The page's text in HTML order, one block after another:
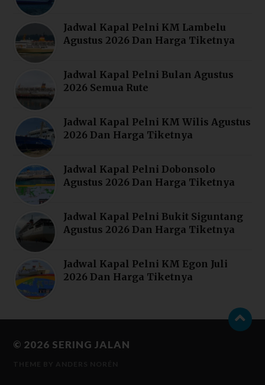
Jadwal Kapal Pelni KM Lambelu
Agustus 2026 Dan Harga Tiketnya
Jadwal Kapal Pelni Bulan Agustus
2026 Semua Rute
Jadwal Kapal Pelni KM Wilis Agustus
2026 Dan Harga Tiketnya
Jadwal Kapal Pelni Dobonsolo
Agustus 2026 Dan Harga Tiketnya
Jadwal Kapal Pelni Bukit Siguntang
Agustus 2026 Dan Harga Tiketnya
Jadwal Kapal Pelni KM Egon Juli
2026 Dan Harga Tiketnya
© 2026 SERING JALAN